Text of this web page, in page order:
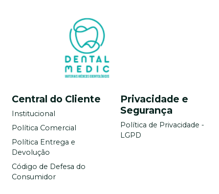
Central do Cliente
Institucional
Política Comercial
Política Entrega e
Devolução
Código de Defesa do
Consumidor
Privacidade e
Segurança
Política de Privacidade -
LGPD